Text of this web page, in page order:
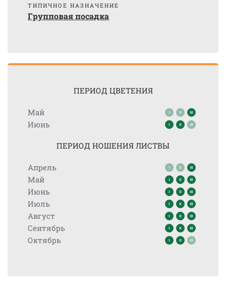
ТИПИЧНОЕ НАЗНАЧЕНИЕ
Групповая посадка
ПЕРИОД ЦВЕТЕНИЯ
Май
Июнь
ПЕРИОД НОШЕНИЯ ЛИСТВЫ
Апрель
Май
Июнь
Июль
Август
Сентябрь
Октябрь